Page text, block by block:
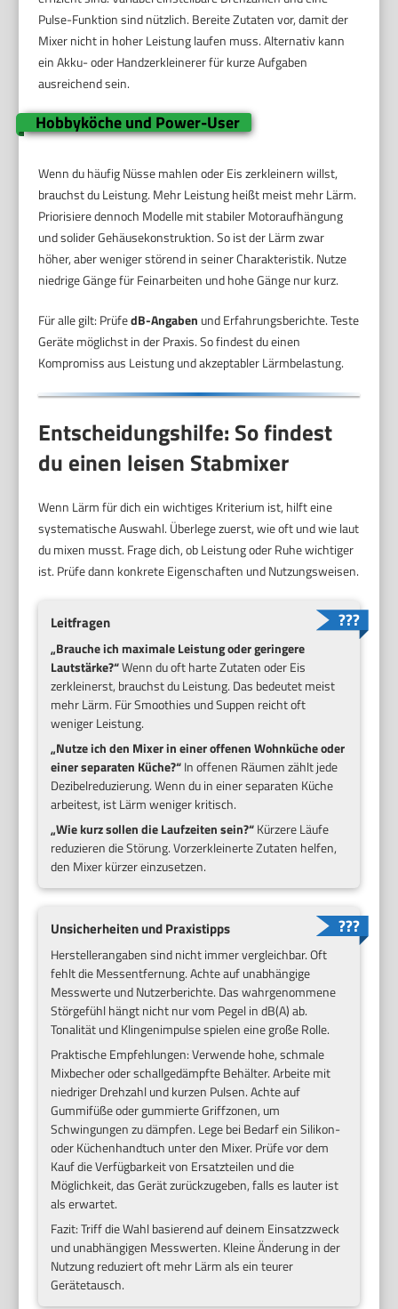
Pulse-Funktion sind nützlich. Bereite Zutaten vor, damit der
Mixer nicht in hoher Leistung laufen muss. Alternativ kann
ein Akku- oder Handzerkleinerer für kurze Aufgaben
ausreichend sein.
Hobbyköche und Power-User
Wenn du häufig Nüsse mahlen oder Eis zerkleinern willst,
brauchst du Leistung. Mehr Leistung heißt meist mehr Lärm.
Priorisiere dennoch Modelle mit stabiler Motoraufhängung
und solider Gehäusekonstruktion. So ist der Lärm zwar
höher, aber weniger störend in seiner Charakteristik. Nutze
niedrige Gänge für Feinarbeiten und hohe Gänge nur kurz.
Für alle gilt: PrüfedB-Angaben und Erfahrungsberichte. Teste
Geräte möglichst in der Praxis. So findest du einen
Kompromiss aus Leistung und akzeptabler Lärmbelastung.
Entscheidungshilfe: So findest
du einen leisen Stabmixer
Wenn Lärm für dich ein wichtiges Kriterium ist, hilft eine
systematische Auswahl. Überlege zuerst, wie oft und wie laut
du mixen musst. Frage dich, ob Leistung oder Ruhe wichtiger
ist. Prüfe dann konkrete Eigenschaften und Nutzungsweisen.
Leitfragen
„Brauche ich maximale Leistung oder geringere
Lautstärke?“Wenn du oft harte Zutaten oder Eis
zerkleinerst, brauchst du Leistung. Das bedeutet meist
mehr Lärm. Für Smoothies und Suppen reicht oft
weniger Leistung.
„Nutze ich den Mixer in einer offenen Wohnküche oder
einer separaten Küche?“In offenen Räumen zählt jede
Dezibelreduzierung. Wenn du in einer separaten Küche
arbeitest, ist Lärm weniger kritisch.
„Wie kurz sollen die Laufzeiten sein?“Kürzere Läufe
reduzieren die Störung. Vorzerkleinerte Zutaten helfen,
den Mixer kürzer einzusetzen.
Unsicherheiten und Praxistipps
Herstellerangaben sind nicht immer vergleichbar. Oft
fehlt die Messentfernung. Achte auf unabhängige
Messwerte und Nutzerberichte. Das wahrgenommene
Störgefühl hängt nicht nur vom Pegel in dB(A) ab.
Tonalität und Klingenimpulse spielen eine große Rolle.
Praktische Empfehlungen: Verwende hohe, schmale
Mixbecher oder schallgedämpfte Behälter. Arbeite mit
niedriger Drehzahl und kurzen Pulsen. Achte auf
Gummifüße oder gummierte Griffzonen, um
Schwingungen zu dämpfen. Lege bei Bedarf ein Silikon-
oder Küchenhandtuch unter den Mixer. Prüfe vor dem
Kauf die Verfügbarkeit von Ersatzteilen und die
Möglichkeit, das Gerät zurückzugeben, falls es lauter ist
als erwartet.
Fazit: Triff die Wahl basierend auf deinem Einsatzzweck
und unabhängigen Messwerten. Kleine Änderung in der
Nutzung reduziert oft mehr Lärm als ein teurer
Gerätetausch.